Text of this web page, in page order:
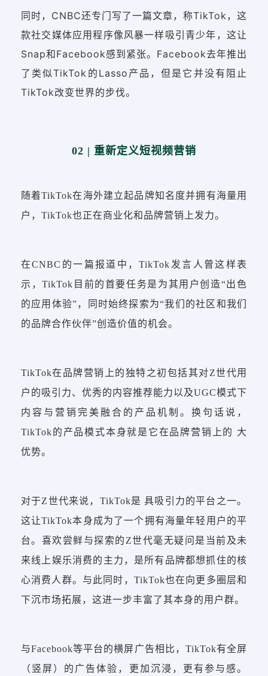
同时，CNBC还专门写了一篇文章，称TikTok，这
款社交媒体应用程序像风暴一样吸引青少年，这让
Snap和Facebook感到紧张。Facebook去年推出
了类似TikTok的Lasso产品，但是它并没有阻止
TikTok改变世界的步伐。
02 | 重新定义短视频营销
随着TikTok在海外建立起品牌知名度并拥有海量用
户，TikTok也正在商业化和品牌营销上发力。
在CNBC的一篇报道中，TikTok发言人曾这样表
示，TikTok目前的首要任务是为其用户创造“出色
的应用体验”，同时始终探索为“我们的社区和我们
的品牌合作伙伴”创造价值的机会。
TikTok在品牌营销上的独特之初包括其对Z世代用
户的吸引力、优秀的内容推荐能力以及UGC模式下
内容与营销完美融合的产品机制。换句话说，
TikTok的产品模式本身就是它在品牌营销上的 大
优势。
对于Z世代来说，TikTok是 具吸引力的平台之一。
这让TikTok本身成为了一个拥有海量年轻用户的平
台。喜欢尝鲜与探索的Z世代毫无疑问是当前及未
来线上娱乐消费的主力，是所有品牌都想抓住的核
心消费人群。与此同时，TikTok也在向更多圈层和
下沉市场拓展，这进一步丰富了其本身的用户群。
与Facebook等平台的横屏广告相比，TikTok有全屏
（竖屏）的广告体验，更加沉浸，更有参与感。